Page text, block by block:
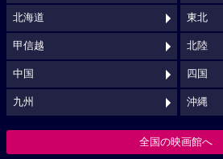
北海道 東北
甲信越 北陸
中国 四国
九州 沖縄
全国の映画館へ